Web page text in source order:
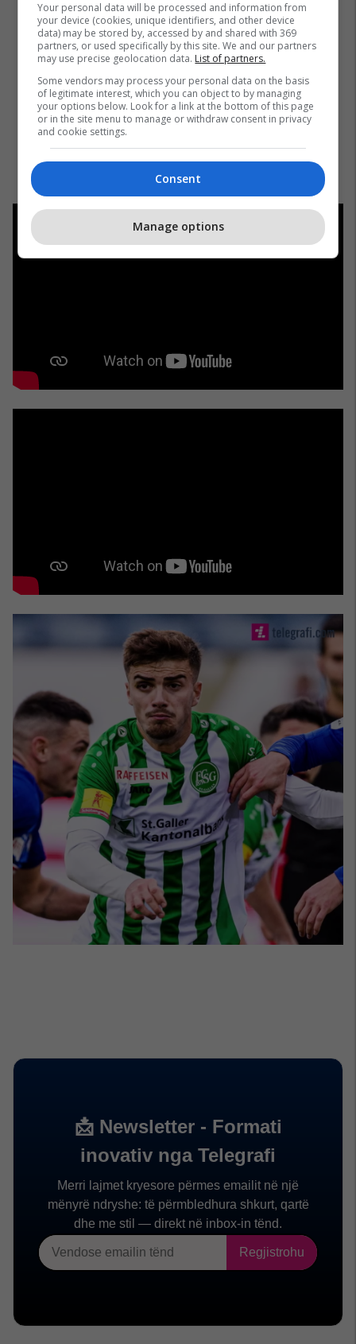
Your personal data will be processed and information from
your device (cookies, unique identifiers, and other device
data) may be stored by, accessed by and shared with 369
partners, or used specifically by this site. We and our partners
may use precise geolocation data. List of partners.
Some vendors may process your personal data on the basis
of legitimate interest, which you can object to by managing
your options below. Look for a link at the bottom of this page
or in the site menu to manage or withdraw consent in privacy
and cookie settings.
Consent
Manage options